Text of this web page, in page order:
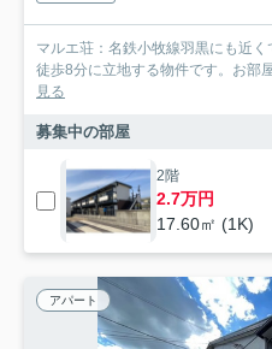
マルエ荘：名鉄小牧線羽黒にも近
徒歩8分に立地する物件です。お部
見る
募集中の部屋
2階
2.7万円
17.60㎡ (1K)
アパート